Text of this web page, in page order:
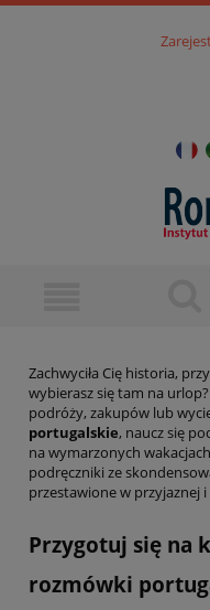
Zachwyciła Cię historia,
wybierasz się tam na
podróży, zakupów lub
portugalskie, naucz się
na wymarzonych
podręczniki ze
przestawione w przyjaznej
Przygotuj się na
rozmówki